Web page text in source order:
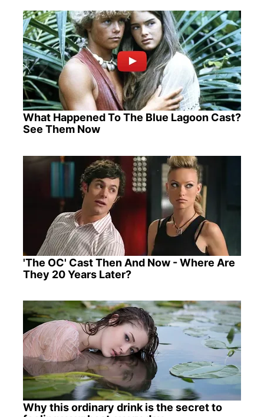
What Happened To The Blue Lagoon Cast?
See Them Now
'The OC' Cast Then And Now - Where Are
They 20 Years Later?
Why this ordinary drink is the secret to